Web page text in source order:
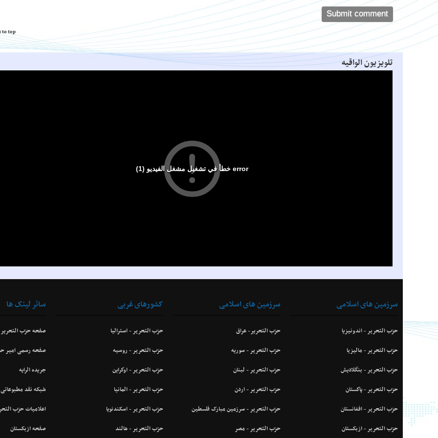
to top
تلویزیون الواقیه
سرزمین های اسلامی
حزب التحرير - اندونیزیا
حزب التحرير - ماليزيا
حزب التحرير - بنگلادیش
حزب التحرير - پاكستان
حزب التحرير - افغانستان
حزب التحرير - ازبکستان
سرزمین های اسلامی
حزب التحریر- عراق
حزب التحرير - سوریه
حزب التحرير - لبنان
حزب التحرير - اردن
حزب التحرير - سرزمین مبارک فلسطین
حزب التحرير - مصر
کشورهای غربی
حزب التحرير - استراليا
حزب التحرير - روسيه
حزب التحرير - اوكراین
حزب التحرير - المانيا
حزب التحرير - اسکندنویا
حزب التحرير - هالند
سائر لینک ها
صفحه حزب التحریر
صفحه رسمی امیر
جریده الرایه
شبکه نقد مطبوعاتی
اعلاميات حزب
صفحه ازبکستان